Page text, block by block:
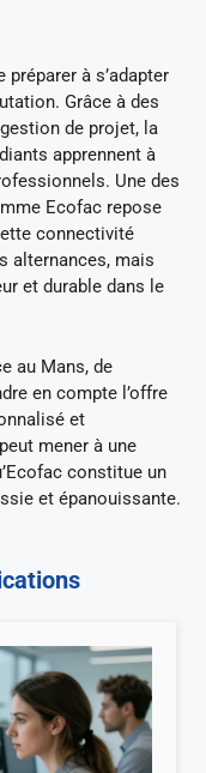
à s’adapter
Grâce à des
de projet, la
apprennent à
Une des
Ecofac repose
connectivité
alternances, mais
et durable dans le
au Mans, de
en compte l’offre
et
mener à une
constitue un
et épanouissante.